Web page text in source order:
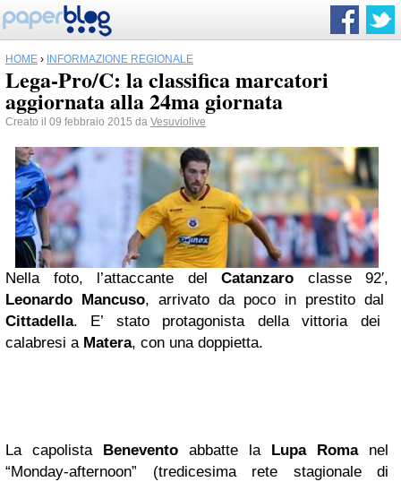
HOME › INFORMAZIONE REGIONALE
Lega-Pro/C: la classifica marcatori
aggiornata alla 24ma giornata
Creato il 09 febbraio 2015 da Vesuviolive
Nella foto, l’attaccante del Catanzaro classe 92′,
Leonardo Mancuso, arrivato da poco in prestito dal
Cittadella. E’ stato protagonista della vittoria dei
calabresi a Matera, con una doppietta.
La capolista Benevento abbatte la Lupa Romanel
“Monday-afternoon” (tredicesima rete stagionale di